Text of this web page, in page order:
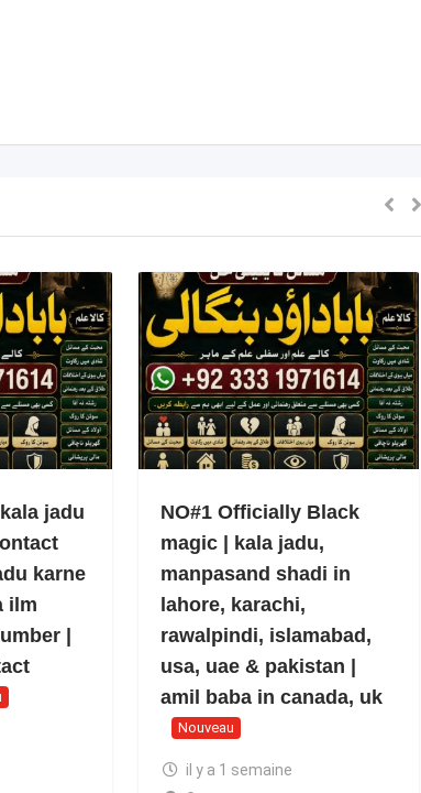
jadu
karne
ilm
|
NO#1 Officially Black
magic | kala jadu,
manpasand shadi in
lahore, karachi,
rawalpindi, islamabad,
usa, uae & pakistan |
amil baba in canada, uk
Nouveau
il y a 1 semaine